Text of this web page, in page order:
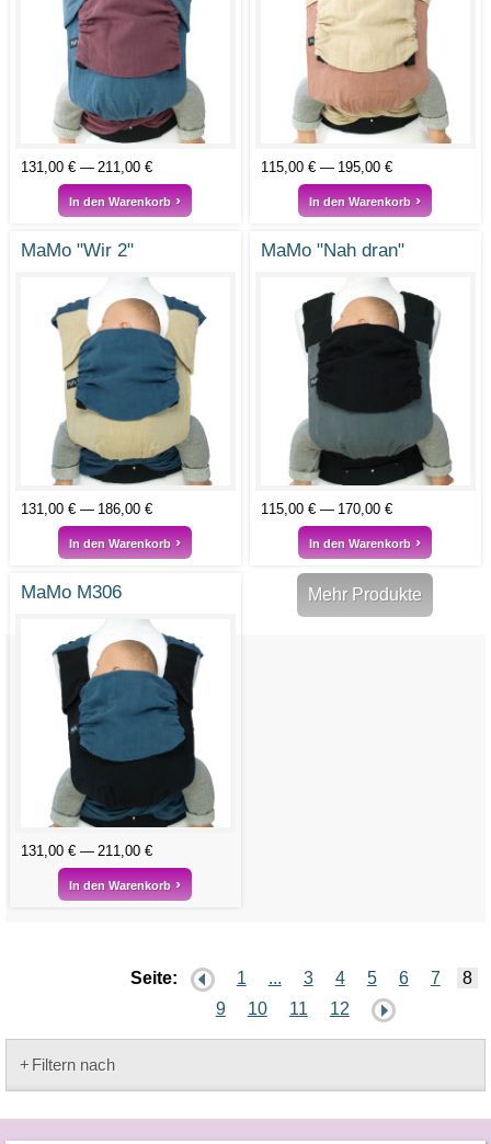
131,00 € 211,00 €
In den Warenkorb
115,00 € 195,00 €
In den Warenkorb
MaMo "Wir 2"
131,00 € 186,00 €
In den Warenkorb
MaMo "Nah dran"
115,00 € 170,00 €
In den Warenkorb
MaMo M306
131,00 € 211,00 €
In den Warenkorb
Mehr Produkte
Seite: 1 ... 3 4 5 6 7
8
9
10 11 12
Filtern nach